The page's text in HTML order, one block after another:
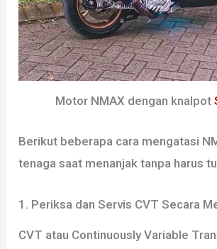
Motor NMAX dengan knalpot
Berikut beberapa cara mengatasi
tenaga saat menanjak tanpa harus
1. Periksa dan Servis CVT Secara
CVT atau Continuously Variable